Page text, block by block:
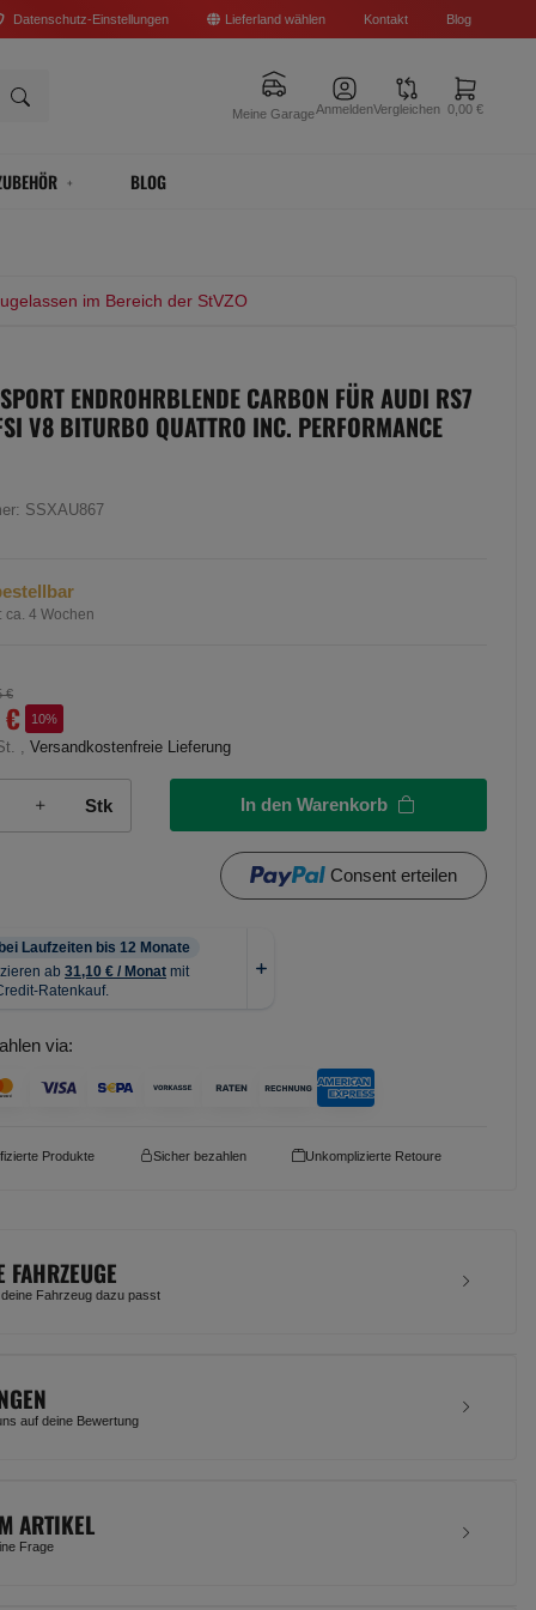
Datenschutz-Einstellungen Lieferland wählen Kontakt Blog
Meine GarageAnmeldenVergleichen 0,00 €
BLOG
im Bereich der StVZO
ENDROHRBLENDE CARBON FÜR AUDI RS7
V8 BITURBO QUATTRO INC. PERFORMANCE
SSXAU867
ca. 4 Wochen
€
€ 10%
, Versandkostenfreie Lieferung
Stk In den Warenkorb
Consent erteilen
via:
Produkte Sicher bezahlen Unkomplizierte Retoure
FAHRZEUGE
Fahrzeug dazu passt
auf deine Bewertung
ARTIKEL
Frage